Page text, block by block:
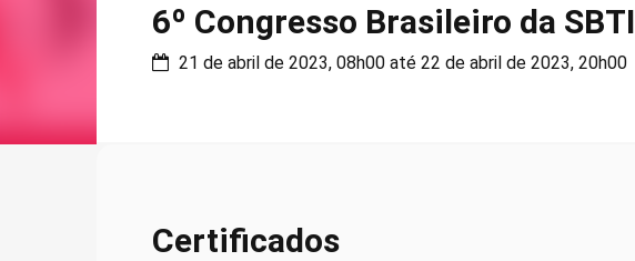
6º Congresso Brasileiro da SBTI
21 de abril de 2023, 08h00 até 22 de abril de 2023, 20h00
Certificados